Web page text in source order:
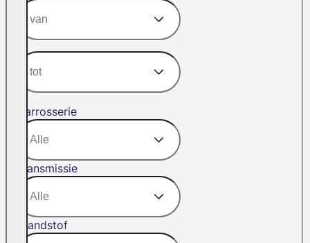
Carrosserie
Transmissie
Brandstof